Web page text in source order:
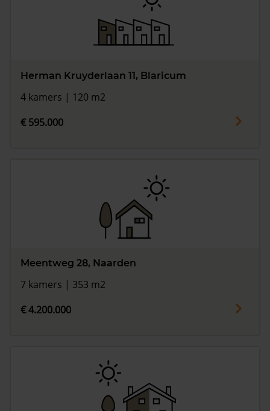
Herman Kruyderlaan 11, Blaricum
4 kamers | 120 m2
€ 595.000
Meentweg 28, Naarden
7 kamers | 353 m2
€ 4.200.000